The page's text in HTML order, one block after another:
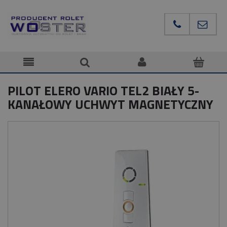
PILOT ELERO VARIO TEL2 BIAŁY 5-
KANAŁOWY UCHWYT MAGNETYCZNY